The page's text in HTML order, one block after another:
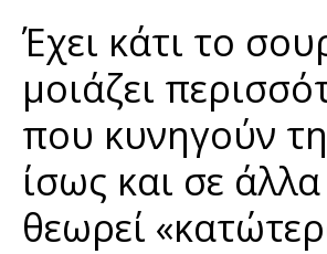
Έχει κάτι το
μοιάζει
που κυνηγούν
ίσως και σε
θεωρεί